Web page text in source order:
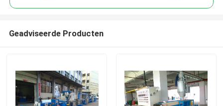
Geadviseerde Producten